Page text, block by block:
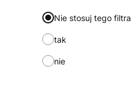
Nie stosuj tego filtra
tak
nie